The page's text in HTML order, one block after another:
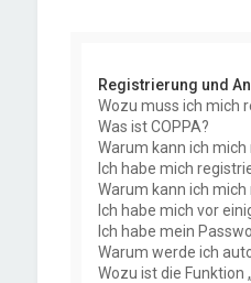
Registrierung und
Wozu muss ich mich
Was ist COPPA?
Warum kann ich
Ich habe mich
Warum kann ich
Ich habe mich vor
Ich habe mein
Warum werde ich
Wozu ist die Funktion